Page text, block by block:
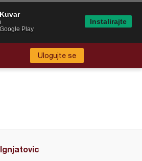
Ulogujte se
Play
Instalirajte